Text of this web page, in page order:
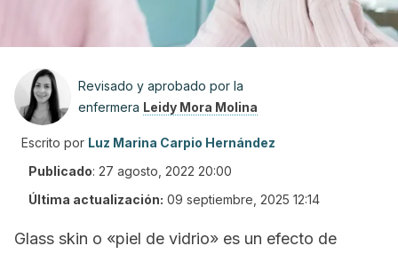
Revisado y aprobado por la
enfermera Leidy Mora Molina
Escrito por Luz Marina Carpio Hernández
Publicado: 27 agosto, 2022 20:00
Última actualización: 09 septiembre, 2025 12:14
Glass skin o «piel de vidrio» es un efecto de